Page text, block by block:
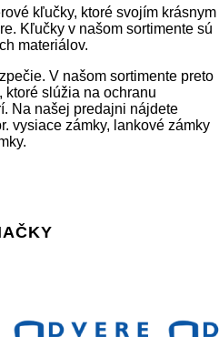
kľučky, ktoré svojím krásnym
Kľučky v našom sortimente sú
materiálov.
V našom sortimente preto
ktoré slúžia na ochranu
Na našej predajni nájdete
vysiace zámky, lankové zámky